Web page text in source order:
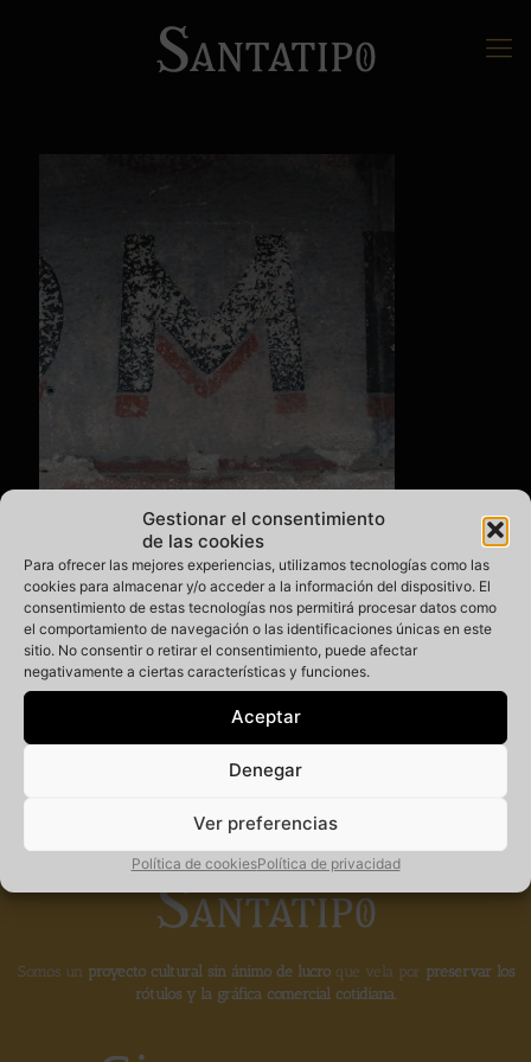
Gestionar el consentimiento
de las cookies
Para ofrecer las mejores experiencias, utilizamos tecnologías como las
cookies para almacenar y/o acceder a la información del dispositivo. El
consentimiento de estas tecnologías nos permitirá procesar datos como
el comportamiento de navegación o las identificaciones únicas en este
sitio. No consentir o retirar el consentimiento, puede afectar
negativamente a ciertas características y funciones.
Aceptar
Denegar
Ver preferencias
Política de cookiesPolítica de privacidad
Miembro
fundador de la
Somos un proyecto cultural sin ánimo de lucroque vela por preservar los
rótulos y la gráfica comercial cotidiana.